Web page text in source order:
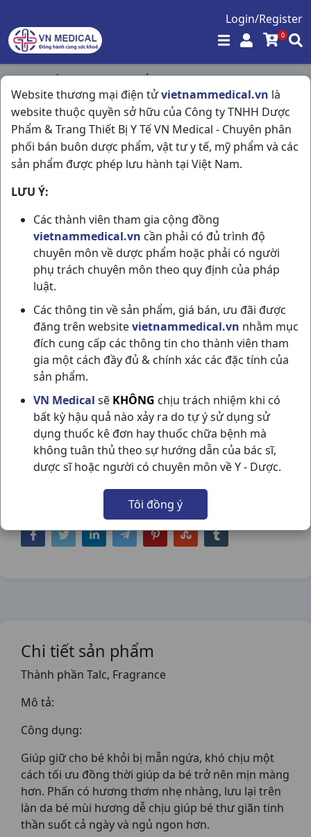
Login/Register
0
Website thương mại điện tửvietnammedical.vn là
website thuộc quyền sở hữu của Công ty TNHH Dược
Phẩm & Trang Thiết Bị Y Tế VN Medical - Chuyên phân
phối bán buôn dược phẩm, vật tư y tế, mỹ phẩm và các
sản phẩm được phép lưu hành tại Việt Nam.
LƯU Ý:
Các thành viên tham gia cộng đồng
vietnammedical.vn cần phải có đủ trình độ
chuyên môn về dược phẩm hoặc phải có người
phụ trách chuyên môn theo quy định của pháp
luật.
Các thông tin về sản phẩm, giá bán, ưu đãi được
đăng trên websitevietnammedical.vn nhằm mục
đích cung cấp các thông tin cho thành viên tham
gia một cách đầy đủ & chính xác các đặc tính của
sản phẩm.
VN Medical sẽ KHÔNG chịu trách nhiệm khi có
bất kỳ hậu quả nào xảy ra do tự ý sử dụng sử
dụng thuốc kê đơn hay thuốc chữa bệnh mà
không tuân thủ theo sự hướng dẫn của bác sĩ,
dược sĩ hoặc người có chuyên môn về Y - Dược.
Tôi đồng ý
Trang chủ / Hóa - Mỹ Phẩm /
Phấn Hồng Baby Powder C100gr Johnson & Johnson
PHẤN HỒNG BABY POWDER C100GR
JOHNSON & JOHNSON
NSX:Johnson & Johnson
Nhóm hàng:
Hóa - Mỹ Phẩm,
Chia sẻ qua mạng xã hội:
Chi tiết sản phẩm
Thành phần Talc, Fragrance
Mô tả:
Công dụng:
Giúp giữ cho bé khỏi bị mẫn ngứa, khó chịu một
cách tối ưu đồng thời giúp da bé trở nên mịn màng
hơn. Phấn có hương thơm nhẹ nhàng, lưu lại trên
làn da bé mùi hương dễ chịu giúp bé thư giãn tinh
thần suốt cả ngày và ngủ ngon hơn.